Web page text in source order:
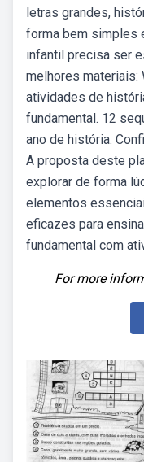
letras grandes,
forma bem simples
infantil precisa ser
melhores materiais:
atividades de
fundamental. 12
ano de história.
A proposta deste
explorar de forma
elementos
eficazes para
fundamental com
For more